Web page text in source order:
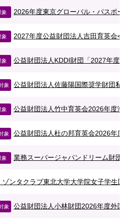
象 2026年度東京グローバル・パスポ
象 2027年度公益財団法人吉田育英会<
象 公益財団法人KDDI財団「2027年度
象 公益財団法人佐藤陽国際奨学財団私
象 公益財団法人竹中育英会2026年度
象 公益財団法人杜の邦育英会2026年度
象 業務スーパージャパンドリーム財団
ンタクラブ東北大学大学院女子学生
象 公益財団法人小林財団2026年度外